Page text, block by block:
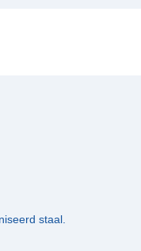
staal.